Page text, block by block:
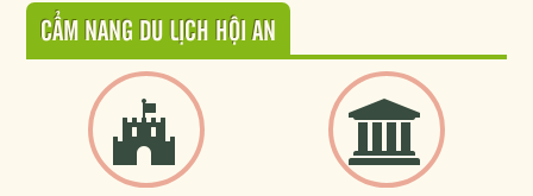
CẨM NANG DU LỊCH HỘI AN